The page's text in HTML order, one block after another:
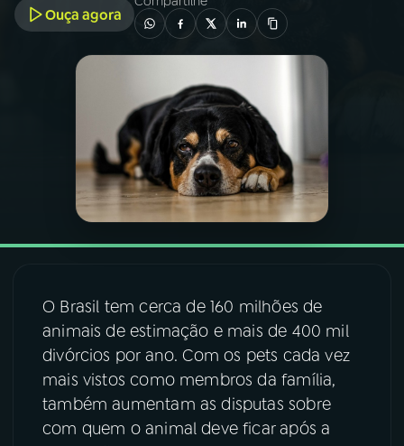
A RÁDIO
PROGRAMAÇÃO
PROGRAMAS
PODCASTS
06VIDEOCASTS
07 ÚLTIMAS
08FESTIVAL DE MÚSICA
ACOMPANHE A RÁDIO NACIONAL
Ouça agora
O Brasil tem cerca de 160 milhões de
animais de estimação e mais de 400 mil
divórcios por ano. Com os pets cada vez
mais vistos como membros da família,
também aumentam as disputas sobre
com quem o animal deve ficar após a